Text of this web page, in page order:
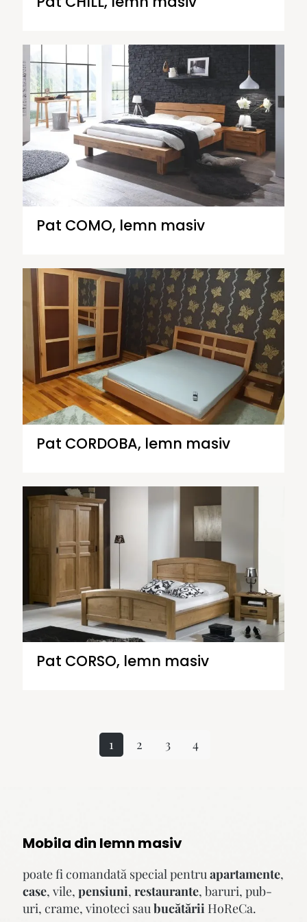
Pat COMO, lemn masiv
Pat CORDOBA, lemn masiv
Pat CORSO, lemn masiv
1 2 3 4
Mobila din lemn masiv
poate fi comandată special pentruapartamente,
case, vile, pensiuni, restaurante, baruri, pub-
uri, crame, vinoteci saubucătării HoReCa.